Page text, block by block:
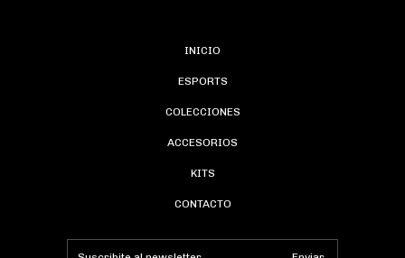
INICIO
ESPORTS
COLECCIONES
ACCESORIOS
KITS
CONTACTO